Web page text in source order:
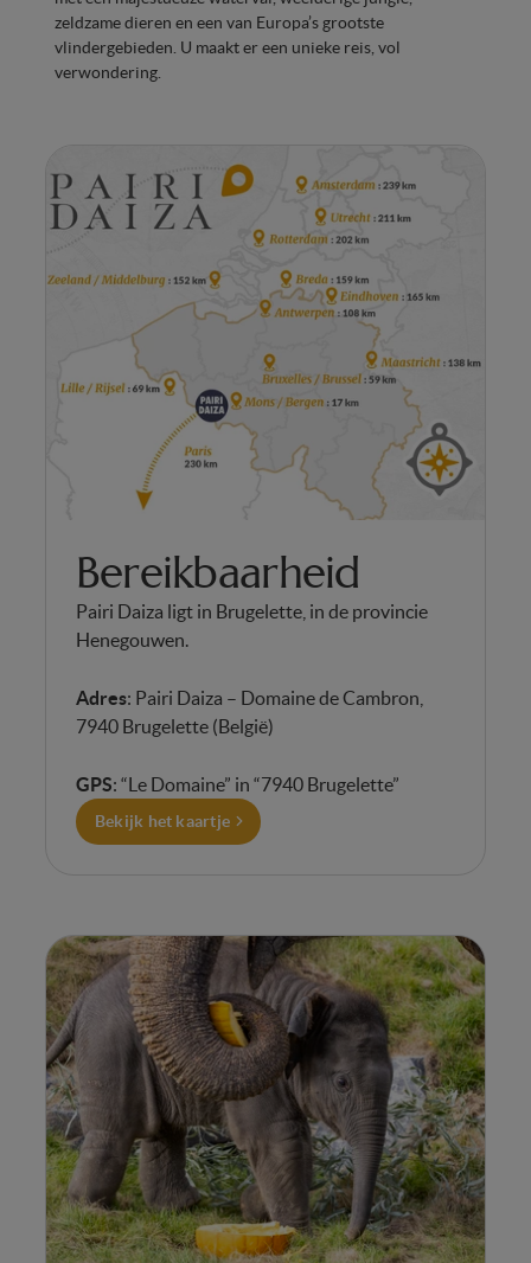
zeldzame dieren en een van Europa’s grootste
vlindergebieden. U maakt er een unieke reis, vol
verwondering.
Bereikbaarheid
Pairi Daiza ligt in Brugelette, in de provincie
Henegouwen.
Adres: Pairi Daiza – Domaine de Cambron,
7940 Brugelette (België)
GPS: “Le Domaine” in “7940 Brugelette”
Bekijk het kaartje